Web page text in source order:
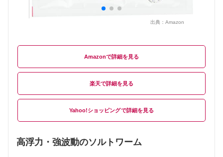
出典： Amazon
Amazon
楽天
Yahoo!ショッピング
高浮力・強波動のソルトワーム